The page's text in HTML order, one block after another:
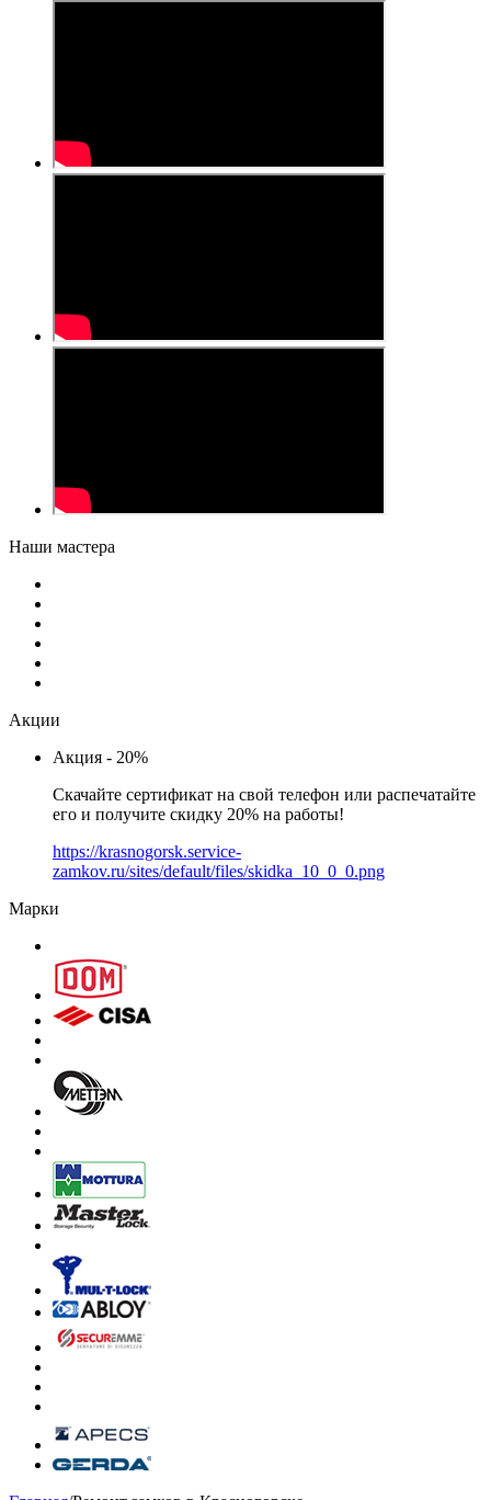
Наши мастера
Акции
Акция - 20%
Скачайте сертификат на свой телефон или распечатайте
его и получите скидку 20% на работы!
https://krasnogorsk.service-
zamkov.ru/sites/default/files/skidka_10_0_0.png
Марки